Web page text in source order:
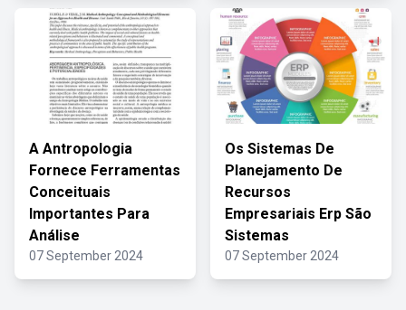
A Antropologia
Fornece Ferramentas
Conceituais
Importantes Para
Análise
07 September 2024
Os Sistemas De
Planejamento De
Recursos
Empresariais Erp São
Sistemas
07 September 2024